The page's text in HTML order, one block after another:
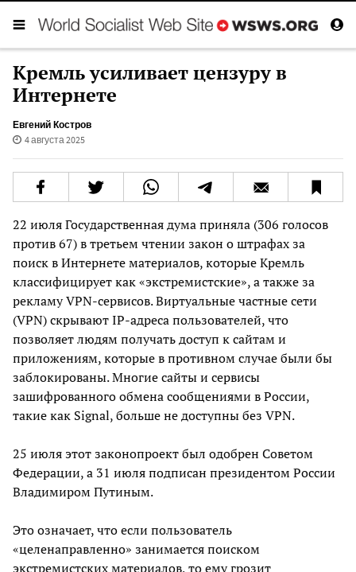
Кремль усиливает цензуру в
Интернете
Евгений Костров
4 августа 2025
22 июля Государственная дума приняла (306 голосов
против 67) в третьем чтении закон о штрафах за
поиск в Интернете материалов, которые Кремль
классифицирует как «экстремистские», а также за
рекламу VPN-сервисов. Виртуальные частные сети
(VPN) скрывают IP-адреса пользователей, что
позволяет людям получать доступ к сайтам и
приложениям, которые в противном случае были бы
заблокированы. Многие сайты и сервисы
зашифрованного обмена сообщениями в России,
такие как Signal, больше не доступны без VPN.
25 июля этот законопроект был одобрен Советом
Федерации, а 31 июля подписан президентом России
Владимиром Путиным.
Это означает, что если пользователь
«целенаправленно» занимается поиском
экстремистских материалов, то ему грозит